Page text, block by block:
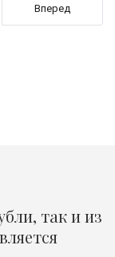
Следующий: Как
Вперед
так и из